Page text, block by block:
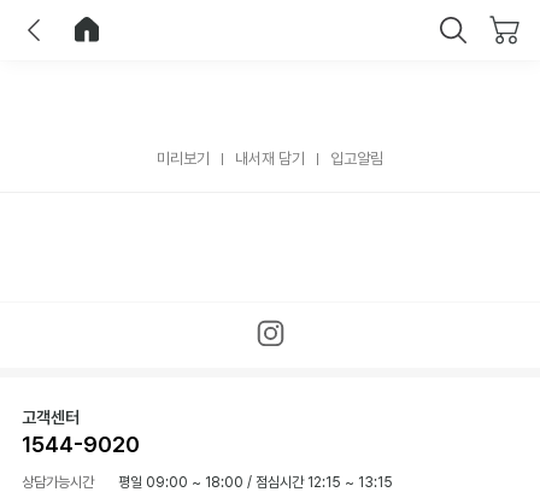
미리보기 내서재 담기 입고알림
고객센터
1544-9020
상담가능시간 평일 09:00 ~ 18:00 / 점심시간 12:15 ~ 13:15